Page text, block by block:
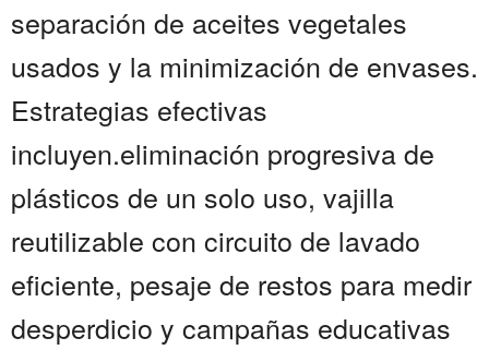
separación de aceites vegetales
usados y la minimización de envases.
Estrategias efectivas
incluyen.eliminación progresiva de
plásticos de un solo uso, vajilla
reutilizable con circuito de lavado
eficiente, pesaje de restos para medir
desperdicio y campañas educativas